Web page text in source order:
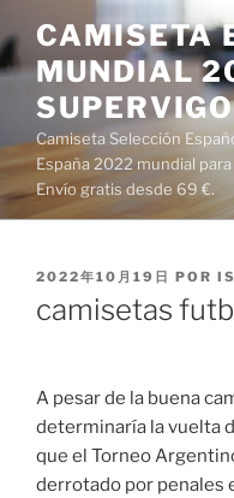
al
contenido
CAMISETA
MUNDIAL
SUPERVIGO
Camiseta Selección
España 2022 mundial
Envío gratis desde 69 €.
PUBLICADO
2022年10月19日 POR
camisetas
A pesar de la buena
determinaría la vuelta
que el Torneo
derrotado por penales